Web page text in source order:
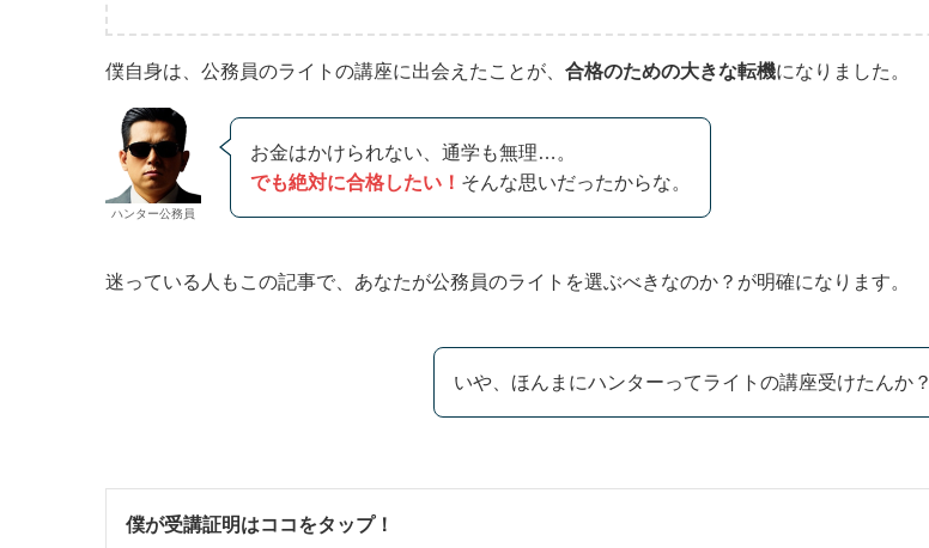
僕自身は、公務員のライトの講座に出会えたことが、 合格のための大きな転機になりました。
ハンター公務員
お金はかけられない、通学も無理…。
でも絶対に合格したい！ そんな思いだったからな。
迷っている人もこの記事で、あなたが公務員のライトを選ぶべきなのか？が明確になります。
いや、ほんまにハンターってライトの講座受けたんか？
僕が受講証明はココをタップ！